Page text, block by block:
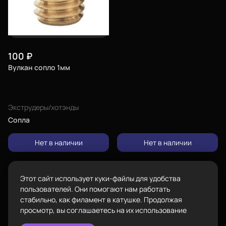
100 ₽
Вулкан сопло 1мм
Экструдеры/хотэнды
Сопла
Нет в наличии Нет в наличии
Пластик BestFilament
Сопутствующие товары
Подарочные сертификаты
Город
Екатеринбург
Телефон
8-800-234-47-78
Адрес
Режим работы
Пн-Вс с 10:00 до 18:00
Задать вопрос
Политика конфиденциальности
Этот сайт использует куки-файлы для удобства
пользователей. Они помогают нам работать
стабильно, как филамент в катушке. Продолжая
просмотр, вы соглашаетесь на их использование